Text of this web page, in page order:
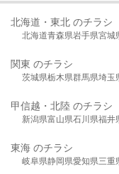
北海道・東北 のチラシ
北海道青森県岩手県宮城
関東 のチラシ
茨城県栃木県群馬県埼玉
甲信越・北陸 のチラシ
新潟県富山県石川県福井
東海 のチラシ
岐阜県静岡県愛知県三重